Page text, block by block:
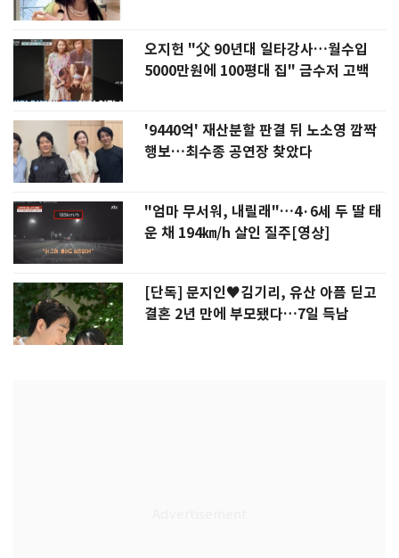
오지헌 "父 90년대 일타강사…월수입
5000만원에 100평대 집" 금수저 고백
'9440억' 재산분할 판결 뒤 노소영 깜짝
행보…최수종 공연장 찾았다
"엄마 무서워, 내릴래"…4·6세 두 딸 태
운 채 194㎞/h 살인 질주[영상]
[단독] 문지인♥김기리, 유산 아픔 딛고
결혼 2년 만에 부모됐다…7일 득남